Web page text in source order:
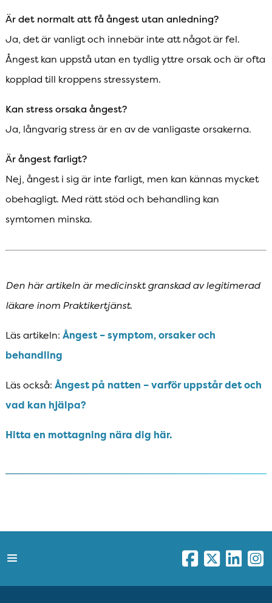
Är det normalt att få ångest utan anledning?
Ja, det är vanligt och innebär inte att något är fel.
Ångest kan uppstå utan en tydlig yttre orsak och är ofta
kopplad till kroppens stressystem.
Kan stress orsaka ångest?
Ja, långvarig stress är en av de vanligaste orsakerna.
Är ångest farligt?
Nej, ångest i sig är inte farligt, men kan kännas mycket
obehagligt. Med rätt stöd och behandling kan
symtomen minska.
Den här artikeln är medicinskt granskad av legitimerad
läkare inom Praktikertjänst.
Läs artikeln: Ångest – symptom, orsaker och
behandling
Läs också: Ångest på natten – varför uppstår det och
vad kan hjälpa?
Hitta en mottagning nära dig här.